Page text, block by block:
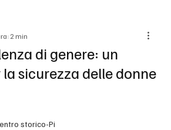
storico-Pi
di genere: un
sicurezza delle donne
2 min